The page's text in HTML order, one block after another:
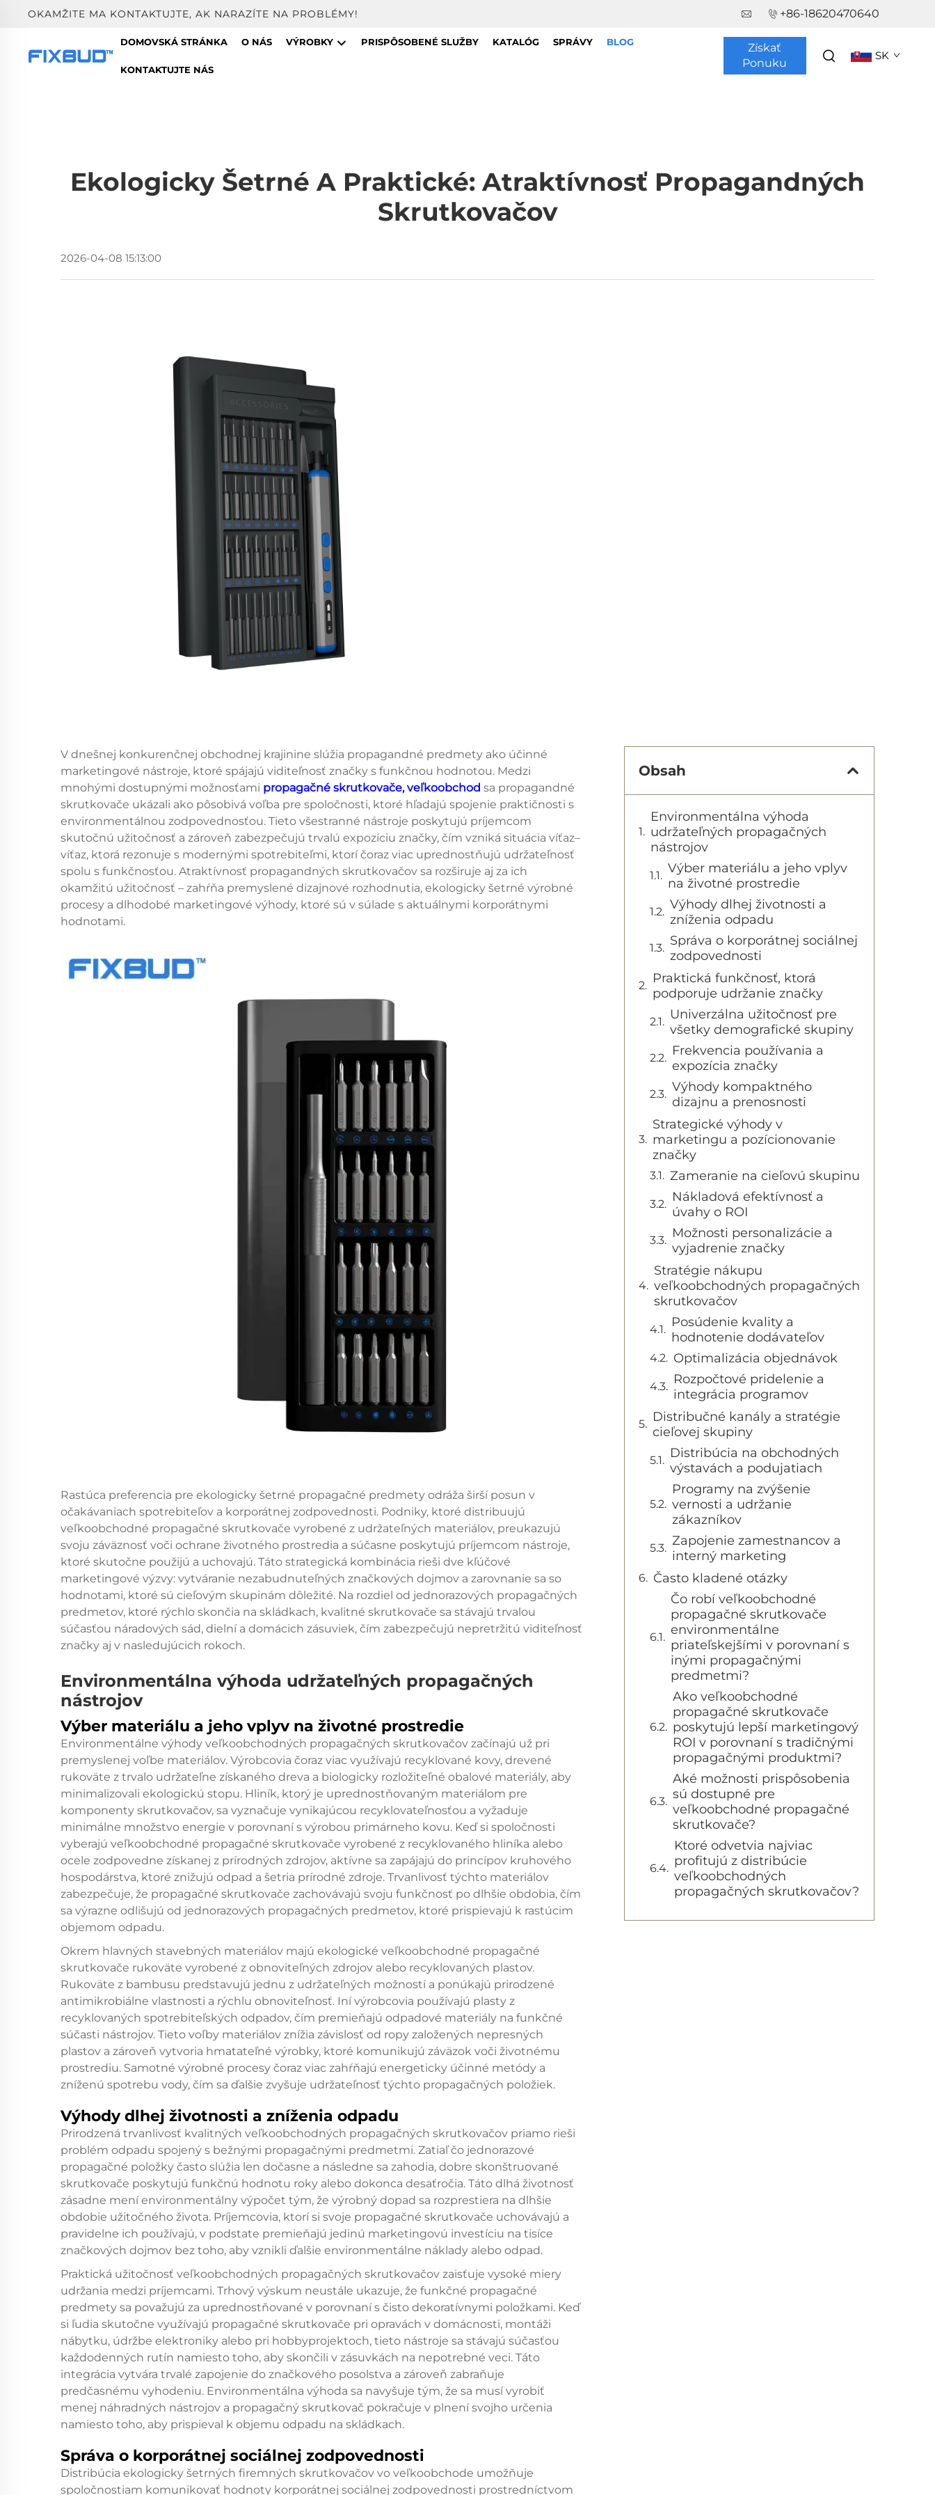
OKAMŽITE MA KONTAKTUJTE, AK NARAZÍTE NA PROBLÉMY! +86-18620470640
DOMOVSKÁ STRÁNKA O NÁS VÝROBKY PRISPÔSOBENÉ SLUŽBY KATALÓG SPRÁVY BLOG
KONTAKTUJTE NÁS
Získať
Ponuku
SK
Ekologicky Šetrné A Praktické: Atraktívnosť Propagandných
Skrutkovačov
2026-04-08 15:13:00
V dnešnej konkurenčnej obchodnej krajinine slúžia propagandné predmety ako účinné
marketingové nástroje, ktoré spájajú viditeľnosť značky s funkčnou hodnotou. Medzi
mnohými dostupnými možnosťami propagačné skrutkovače, veľkoobchod sa propagandné
skrutkovače ukázali ako pôsobivá voľba pre spoločnosti, ktoré hľadajú spojenie praktičnosti s
environmentálnou zodpovednosťou. Tieto všestranné nástroje poskytujú príjemcom
skutočnú užitočnosť a zároveň zabezpečujú trvalú expozíciu značky, čím vzniká situácia víťaz–
víťaz, ktorá rezonuje s modernými spotrebiteľmi, ktorí čoraz viac uprednostňujú udržateľnosť
spolu s funkčnosťou. Atraktívnosť propagandných skrutkovačov sa rozširuje aj za ich
okamžitú užitočnosť – zahŕňa premyslené dizajnové rozhodnutia, ekologicky šetrné výrobné
procesy a dlhodobé marketingové výhody, ktoré sú v súlade s aktuálnymi korporátnymi
hodnotami.
Rastúca preferencia pre ekologicky šetrné propagačné predmety odráža širší posun v
očakávaniach spotrebiteľov a korporátnej zodpovednosti. Podniky, ktoré distribuujú
veľkoobchodné propagačné skrutkovače vyrobené z udržateľných materiálov, preukazujú
svoju záväznosť voči ochrane životného prostredia a súčasne poskytujú príjemcom nástroje,
ktoré skutočne použijú a uchovajú. Táto strategická kombinácia rieši dve kľúčové
marketingové výzvy: vytváranie nezabudnuteľných značkových dojmov a zarovnanie sa so
hodnotami, ktoré sú cieľovým skupinám dôležité. Na rozdiel od jednorazových propagačných
predmetov, ktoré rýchlo skončia na skládkach, kvalitné skrutkovače sa stávajú trvalou
súčasťou náradových sád, dielní a domácich zásuviek, čím zabezpečujú nepretržitú viditeľnosť
značky aj v nasledujúcich rokoch.
Environmentálna výhoda udržateľných propagačných
nástrojov
Výber materiálu a jeho vplyv na životné prostredie
Environmentálne výhody veľkoobchodných propagačných skrutkovačov začínajú už pri
premyslenej voľbe materiálov. Výrobcovia čoraz viac využívajú recyklované kovy, drevené
rukoväte z trvalo udržateľne získaného dreva a biologicky rozložiteľné obalové materiály, aby
minimalizovali ekologickú stopu. Hliník, ktorý je uprednostňovaným materiálom pre
komponenty skrutkovačov, sa vyznačuje vynikajúcou recyklovateľnosťou a vyžaduje
minimálne množstvo energie v porovnaní s výrobou primárneho kovu. Keď si spoločnosti
vyberajú veľkoobchodné propagačné skrutkovače vyrobené z recyklovaného hliníka alebo
ocele zodpovedne získanej z prírodných zdrojov, aktívne sa zapájajú do princípov kruhového
hospodárstva, ktoré znižujú odpad a šetria prírodné zdroje. Trvanlivosť týchto materiálov
zabezpečuje, že propagačné skrutkovače zachovávajú svoju funkčnosť po dlhšie obdobia, čím
sa výrazne odlišujú od jednorazových propagačných predmetov, ktoré prispievajú k rastúcim
objemom odpadu.
Okrem hlavných stavebných materiálov majú ekologické veľkoobchodné propagačné
skrutkovače rukoväte vyrobené z obnoviteľných zdrojov alebo recyklovaných plastov.
Rukoväte z bambusu predstavujú jednu z udržateľných možností a ponúkajú prirodzené
antimikrobiálne vlastnosti a rýchlu obnoviteľnosť. Iní výrobcovia používajú plasty z
recyklovaných spotrebiteľských odpadov, čím premieňajú odpadové materiály na funkčné
súčasti nástrojov. Tieto voľby materiálov znížia závislosť od ropy založených nepresných
plastov a zároveň vytvoria hmatateľné výrobky, ktoré komunikujú záväzok voči životnému
prostrediu. Samotné výrobné procesy čoraz viac zahŕňajú energeticky účinné metódy a
zníženú spotrebu vody, čím sa ďalšie zvyšuje udržateľnosť týchto propagačných položiek.
Výhody dlhej životnosti a zníženia odpadu
Prirodzená trvanlivosť kvalitných veľkoobchodných propagačných skrutkovačov priamo rieši
problém odpadu spojený s bežnými propagačnými predmetmi. Zatiaľ čo jednorazové
propagačné položky často slúžia len dočasne a následne sa zahodia, dobre skonštruované
skrutkovače poskytujú funkčnú hodnotu roky alebo dokonca desaťročia. Táto dlhá životnosť
zásadne mení environmentálny výpočet tým, že výrobný dopad sa rozprestiera na dlhšie
obdobie užitočného života. Príjemcovia, ktorí si svoje propagačné skrutkovače uchovávajú a
pravidelne ich používajú, v podstate premieňajú jedinú marketingovú investíciu na tisíce
značkových dojmov bez toho, aby vznikli ďalšie environmentálne náklady alebo odpad.
Praktická užitočnosť veľkoobchodných propagačných skrutkovačov zaisťuje vysoké miery
udržania medzi príjemcami. Trhový výskum neustále ukazuje, že funkčné propagačné
predmety sa považujú za uprednostňované v porovnaní s čisto dekoratívnymi položkami. Keď
si ľudia skutočne využívajú propagačné skrutkovače pri opravách v domácnosti, montáži
nábytku, údržbe elektroniky alebo pri hobbyprojektoch, tieto nástroje sa stávajú súčasťou
každodenných rutín namiesto toho, aby skončili v zásuvkách na nepotrebné veci. Táto
integrácia vytvára trvalé zapojenie do značkového posolstva a zároveň zabraňuje
predčasnému vyhodeniu. Environmentálna výhoda sa navyšuje tým, že sa musí vyrobiť
menej náhradných nástrojov a propagačný skrutkovač pokračuje v plnení svojho určenia
namiesto toho, aby prispieval k objemu odpadu na skládkach.
Správa o korporátnej sociálnej zodpovednosti
Distribúcia ekologicky šetrných firemných skrutkovačov vo veľkoobchode umožňuje
spoločnostiam komunikovať hodnoty korporátnej sociálnej zodpovednosti prostredníctvom
Obsah
Environmentálna výhoda
udržateľných propagačných
nástrojov
Výber materiálu a jeho vplyv
na životné prostredie
Výhody dlhej životnosti a
zníženia odpadu
Správa o korporátnej sociálnej
zodpovednosti
Praktická funkčnosť, ktorá
podporuje udržanie značky
Univerzálna užitočnosť pre
všetky demografické skupiny
Frekvencia používania a
expozícia značky
Výhody kompaktného
dizajnu a prenosnosti
Strategické výhody v
marketingu a pozícionovanie
značky
Zameranie na cieľovú skupinu
Nákladová efektívnosť a
úvahy o ROI
Možnosti personalizácie a
vyjadrenie značky
Stratégie nákupu
veľkoobchodných propagačných
skrutkovačov
Posúdenie kvality a
hodnotenie dodávateľov
Optimalizácia objednávok
Rozpočtové pridelenie a
integrácia programov
Distribučné kanály a stratégie
cieľovej skupiny
Distribúcia na obchodných
výstavách a podujatiach
Programy na zvýšenie
vernosti a udržanie
zákazníkov
Zapojenie zamestnancov a
interný marketing
Často kladené otázky
Čo robí veľkoobchodné
propagačné skrutkovače
environmentálne
priateľskejšími v porovnaní s
inými propagačnými
predmetmi?
Ako veľkoobchodné
propagačné skrutkovače
poskytujú lepší marketingový
ROI v porovnaní s tradičnými
propagačnými produktmi?
Aké možnosti prispôsobenia
sú dostupné pre
veľkoobchodné propagačné
skrutkovače?
Ktoré odvetvia najviac
profitujú z distribúcie
veľkoobchodných
propagačných skrutkovačov?